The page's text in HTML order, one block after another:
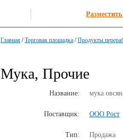
Главная /Торговая площадка /Продукты
Мука, Прочие
Название: мука
Поставщик: ООО Рост
Тип: Продажа